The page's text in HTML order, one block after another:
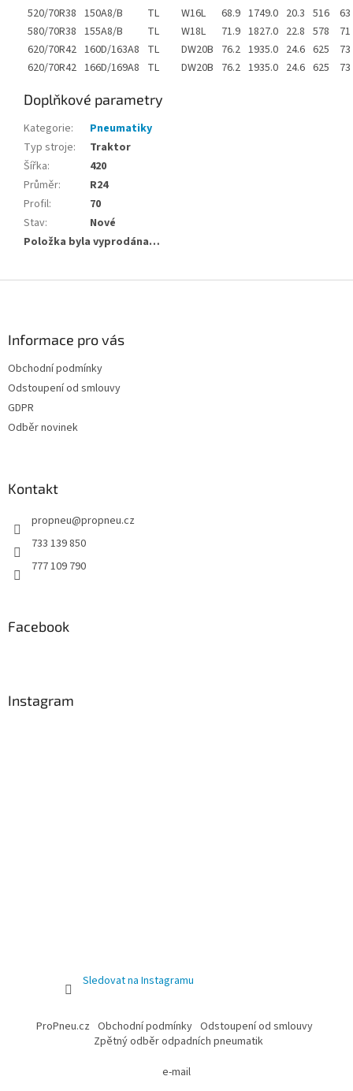
520/70R38 150A8/B TL W16L 68.9 1749.0 20.3 516
63
580/70R38 155A8/B TL W18L 71.9 1827.0 22.8 578
71
620/70R42 160D/163A8 TL DW20B 76.2 1935.0 24.6 625
73
620/70R42 166D/169A8 TL DW20B 76.2 1935.0 24.6 625 73
Doplňkové parametry
Kategorie:
Pneumatiky
Typ stroje:
Traktor
Šířka:
420
Průměr:
R24
Profil:
70
Stav:
Nové
Položka byla vyprodána…
Informace pro vás
Obchodní podmínky
Odstoupení od smlouvy
GDPR
Odběr novinek
Kontakt
propneu@propneu.cz
733 139 850
777 109 790
Facebook
Instagram
Sledovat na Instagramu
ProPneu.cz Obchodní podmínky Odstoupení od smlouvy
Zpětný odběr odpadních pneumatik
e-mail